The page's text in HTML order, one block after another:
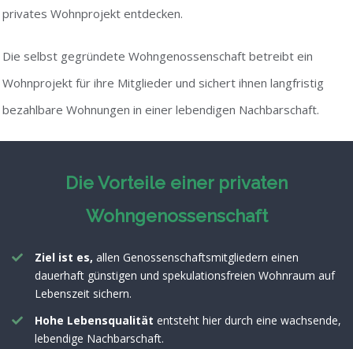
privates Wohnprojekt entdecken.
Die selbst gegründete Wohngenossenschaft betreibt ein
Wohnprojekt für ihre Mitglieder und sichert ihnen langfristig
bezahlbare Wohnungen in einer lebendigen Nachbarschaft.
Die Vorteile einer privaten
Wohngenossenschaft
Ziel ist es, allen Genossenschaftsmitgliedern einen
dauerhaft günstigen und spekulationsfreien Wohnraum auf
Lebenszeit sichern.
Hohe Lebensqualität entsteht hier durch eine wachsende,
lebendige Nachbarschaft.